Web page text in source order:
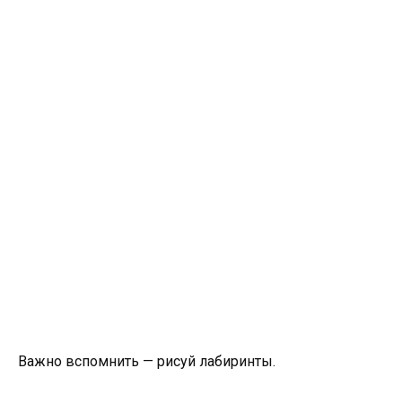
Важно вспомнить — рисуй лабиринты.